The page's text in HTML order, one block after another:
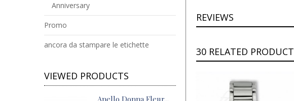
Anniversary
Promo
ancora da stampare le etichette
VIEWED PRODUCTS
REVIEWS
30 RELATED PRODUCT